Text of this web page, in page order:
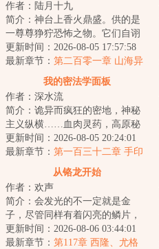
作者：陆月十九
简介：神台上香火鼎盛。供的是
一尊尊狰狞恐怖之物。它们自诩
为仙，不死不灭。林舒认真翻阅
着仙法。他没有...
更新时间：2026-08-05 17:57:58
最新章节： 第二百零一章 山海异
宝，神秘助力
我的密法学面板
作者：深水流
简介：诡异而疯狂的密地，神秘
主义纵横……血肉灵药，高原秘
辛，献祭仪轨，充满大恐怖的神
佛。宏大而震撼...
更新时间：2026-08-05 20:24:01
最新章节： 第一百三十二章 手印
（求订阅月票）
从铬龙开始
作者：欢声
简介：会发光的不一定就是金
子，尽管同样有着闪亮的鳞片，
但如果把重质龙误认为金属龙，
后果将会是致命的...
更新时间：2026-08-06 03:44:01
最新章节： 第117章 西隆、尤格